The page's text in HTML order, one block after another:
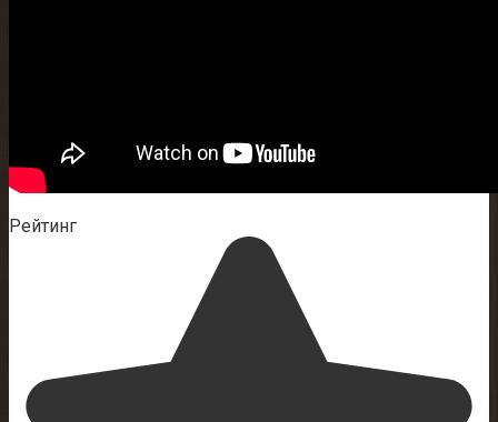
Рейтинг